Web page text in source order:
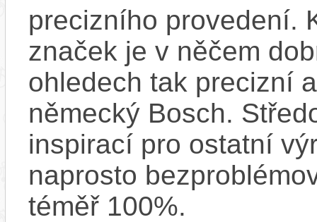
precizního provedení.
značek je v něčem
ohledech tak precizní
německý Bosch.
inspirací pro ostatní
naprosto
téměř 100%.